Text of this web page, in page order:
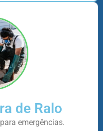
de Ralo
emergências.